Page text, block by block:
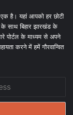
एक है। यहां आपको हर छोटी
साथ बिहार झारखंड के
पोर्टल के माध्यम से अपने
करने में हमें गौरवान्वित